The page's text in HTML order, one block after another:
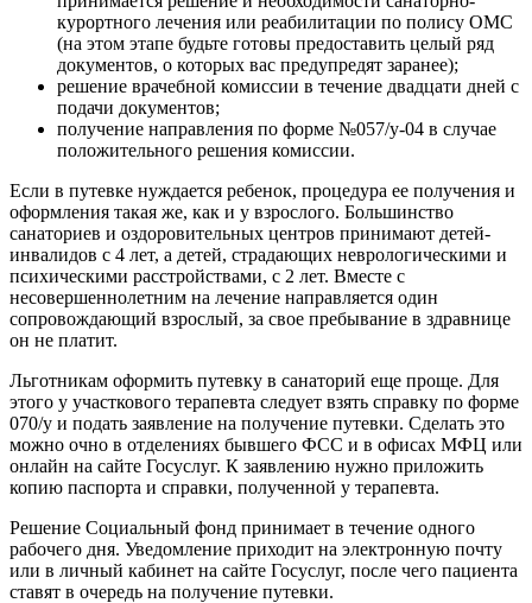
курортного лечения или реабилитации по полису ОМС
(на этом этапе будьте готовы предоставить целый ряд
документов, о которых вас предупредят заранее);
решение врачебной комиссии в течение двадцати дней с
подачи документов;
получение направления по форме №057/у-04 в случае
положительного решения комиссии.
Если в путевке нуждается ребенок, процедура ее получения и
оформления такая же, как и у взрослого. Большинство
санаториев и оздоровительных центров принимают детей-
инвалидов с 4 лет, а детей, страдающих неврологическими и
психическими расстройствами, с 2 лет. Вместе с
несовершеннолетним на лечение направляется один
сопровождающий взрослый, за свое пребывание в здравнице
он не платит.
Льготникам оформить путевку в санаторий еще проще. Для
этого у участкового терапевта следует взять справку по форме
070/у и подать заявление на получение путевки. Сделать это
можно очно в отделениях бывшего ФСС и в офисах МФЦ или
онлайн на сайте Госуслуг. К заявлению нужно приложить
копию паспорта и справки, полученной у терапевта.
Решение Социальный фонд принимает в течение одного
рабочего дня. Уведомление приходит на электронную почту
или в личный кабинет на сайте Госуслуг, после чего пациента
ставят в очередь на получение путевки.